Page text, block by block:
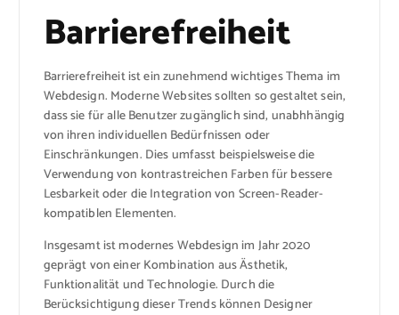
Barrierefreiheit
Barrierefreiheit ist ein zunehmend wichtiges Thema im
Webdesign. Moderne Websites sollten so gestaltet sein,
dass sie für alle Benutzer zugänglich sind, unabhhängig
von ihren individuellen Bedürfnissen oder
Einschränkungen. Dies umfasst beispielsweise die
Verwendung von kontrastreichen Farben für bessere
Lesbarkeit oder die Integration von Screen-Reader-
kompatiblen Elementen.
Insgesamt ist modernes Webdesign im Jahr 2020
geprägt von einer Kombination aus Ästhetik,
Funktionalität und Technologie. Durch die
Berücksichtigung dieser Trends können Designer